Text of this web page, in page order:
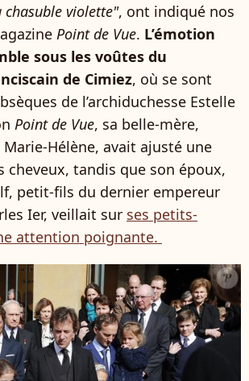
violette", ont indiqué nos
Point de Vue. L’émotion
sous les voûtes du
de Cimiez, où se sont
de l’archiduchesse Estelle
Point de Vue, sa belle-mère,
Marie-Hélène, avait ajusté une
cheveux, tandis que son époux,
petit-fils du dernier empereur
Ier, veillait sur ses petits-
attention poignante.